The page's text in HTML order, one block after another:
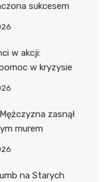
sukcesem
w akcji:
w kryzysie
zasnął
murem
na Starych